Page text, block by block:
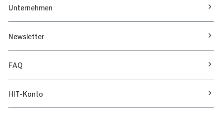
Unternehmen
Newsletter
FAQ
HIT-Konto